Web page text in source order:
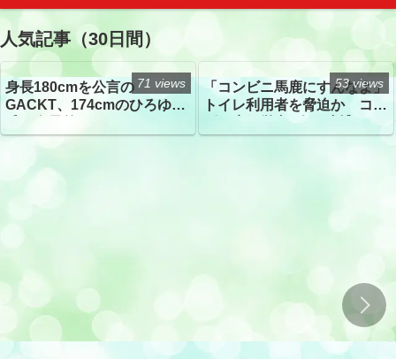
人気記事（30日間）
身長180cmを公言の
GACKT、174cmのひろゆき
トざわつき イベントでの写
71 views
「コンビニ馬鹿にすんなよ」
トイレ利用者を脅迫か コン
53 views